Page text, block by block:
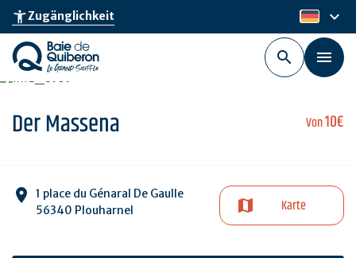
Skip
main
content
accessibility_newZugänglichkeit de
keyboard_arrow_down
Von10€
Der Massena
1 place du Génaral De Gaulle
56340 Plouharnel
Karte